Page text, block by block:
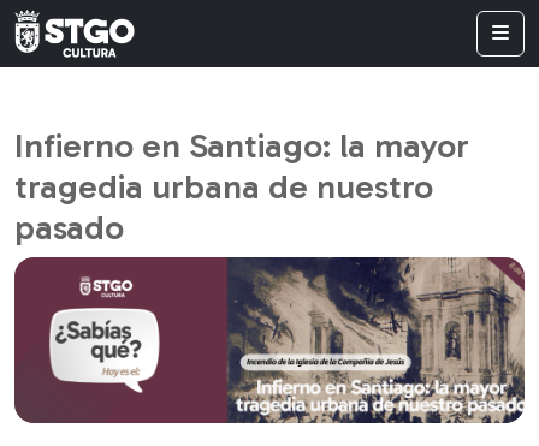
Infierno en Santiago: la mayor
tragedia urbana de nuestro
pasado